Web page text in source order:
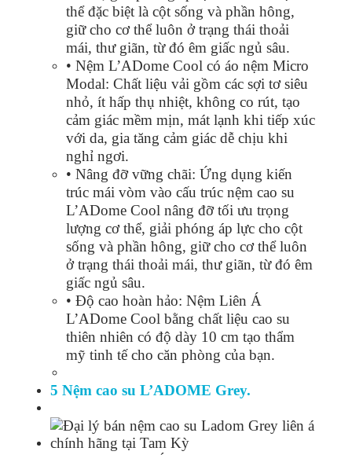
thể đặc biệt là cột sống và phần hông,
giữ cho cơ thể luôn ở trạng thái thoải
mái, thư giãn, từ đó êm giấc ngủ sâu.
• Nệm L’ADome Cool có áo nệm Micro
Modal: Chất liệu vải gồm các sợi tơ siêu
nhỏ, ít hấp thụ nhiệt, không co rút, tạo
cảm giác mềm mịn, mát lạnh khi tiếp xúc
với da, gia tăng cảm giác dễ chịu khi
nghỉ ngơi.
• Nâng đỡ vững chãi: Ứng dụng kiến
trúc mái vòm vào cấu trúc nệm cao su
L’ADome Cool nâng đỡ tối ưu trọng
lượng cơ thể, giải phóng áp lực cho cột
sống và phần hông, giữ cho cơ thể luôn
ở trạng thái thoải mái, thư giãn, từ đó êm
giấc ngủ sâu.
• Độ cao hoàn hảo: Nệm Liên Á
L’ADome Cool bằng chất liệu cao su
thiên nhiên có độ dày 10 cm tạo thẩm
mỹ tinh tế cho căn phòng của bạn.
5 Nệm cao su L’ADOME Grey.